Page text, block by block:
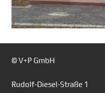
© V+P GmbH
Rudolf-Diesel-Straße 1